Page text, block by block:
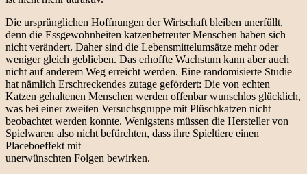
Die ursprünglichen Hoffnungen der Wirtschaft bleiben unerfüllt,
denn die Essgewohnheiten katzenbetreuter Menschen haben sich
nicht verändert. Daher sind die Lebensmittelumsätze mehr oder
weniger gleich geblieben. Das erhoffte Wachstum kann aber auch
nicht auf anderem Weg erreicht werden. Eine randomisierte Studie
hat nämlich Erschreckendes zutage gefördert: Die von echten
Katzen gehaltenen Menschen werden offenbar wunschlos glücklich,
was bei einer zweiten Versuchsgruppe mit Plüschkatzen nicht
beobachtet werden konnte. Wenigstens müssen die Hersteller von
Spielwaren also nicht befürchten, dass ihre Spieltiere einen
Placeboeffekt mit
unerwünschten Folgen bewirken.